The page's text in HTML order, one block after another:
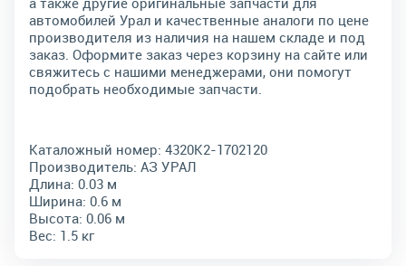
автомобилей Урал и качественные аналоги по цене
производителя из наличия на нашем складе и под
заказ. Оформите заказ через корзину на сайте или
свяжитесь с нашими менеджерами, они помогут
подобрать необходимые запчасти.
Каталожный номер: 4320К2-1702120
Производитель: АЗ УРАЛ
Длина: 0.03 м
Ширина: 0.6 м
Высота: 0.06 м
Вес: 1.5 кг